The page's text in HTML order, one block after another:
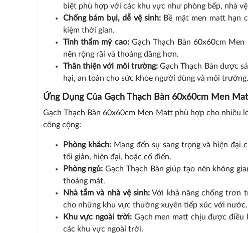
biệt phù hợp với các khu vực như phòng bếp, nhà
Chống bám bụi, dễ vệ sinh:Bề mặt men matt hạn
kiệm thời gian.
Tính thẩm mỹ cao:Gạch Thạch Bàn 60x60cm
nên rộng rãi và thoáng đãng hơn.
Thân thiện với môi trường:Gạch Thạch Bàn được
hại, an toàn cho sức khỏe người dùng và môi trường.
Ứng Dụng Của Gạch Thạch Bàn 60x60cm Men
Gạch Thạch Bàn 60x60cm Men Matt phù hợp cho nhiều
công cộng:
Phòng khách:Mang đến sự sang trọng và hiện đại
tối giản, hiện đại, hoặc cổ điển.
Phòng ngủ: Gạch Thạch Bàn giúp tạo nên không
thoáng mát.
Nhà tắm và nhà vệ sinh: Với khả năng chống trơn
cho những khu vực thường xuyên tiếp xúc với nước.
Khu vực ngoài trời:Gạch men matt chịu được điều
các khu vực ngoài trời.